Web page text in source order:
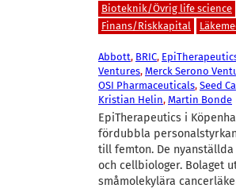
Bioteknik/Övrig life science
Finans/Riskkapital
Abbott, BRIC,
Ventures, Merck Serono
OSI Pharmaceuticals, Seed
Kristian Helin, Martin Bonde
EpiTherapeutics i
fördubbla
till femton. De
och cellbiologer. Bolaget
småmolekylära